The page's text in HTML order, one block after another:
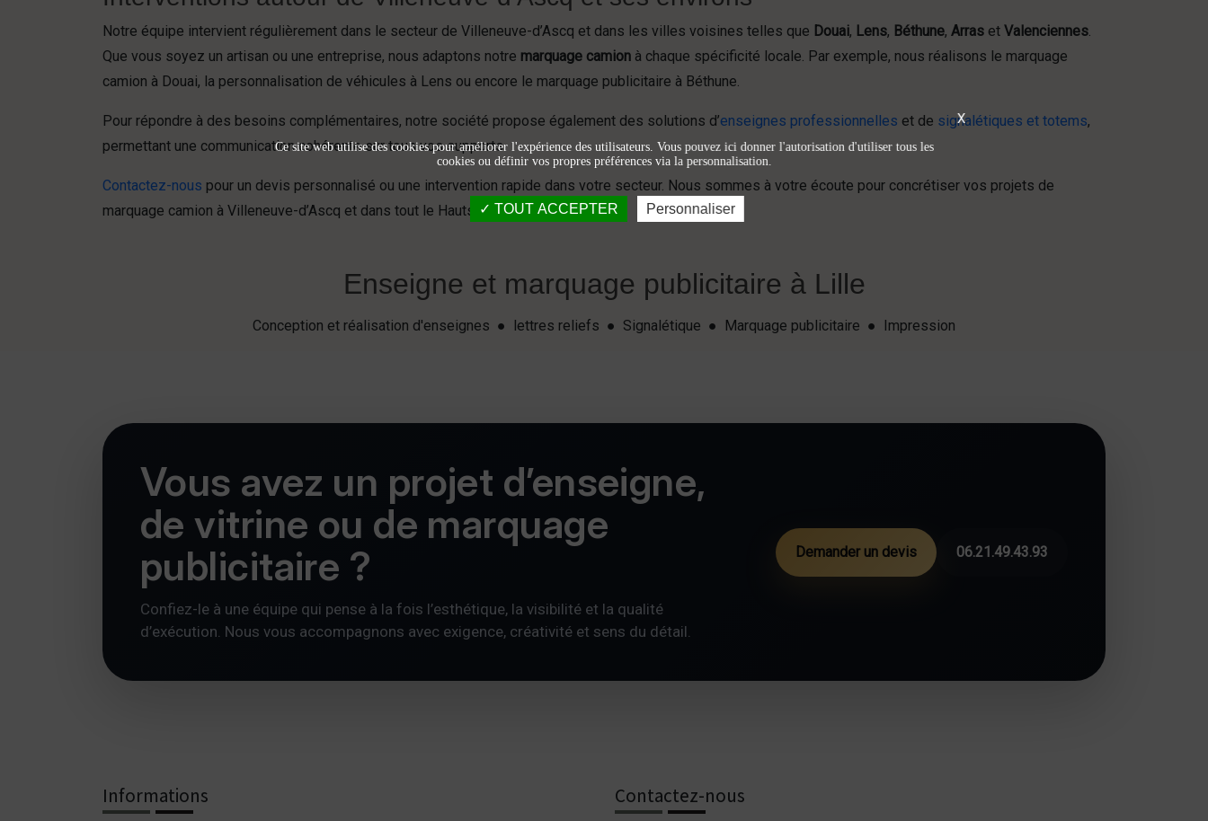
Notre équipe intervient régulièrement dans le secteur de Villeneuve-d’Ascq et dans les villes voisines telles que Douai, Lens, Béthune, Arras et Valenciennes.
Que vous soyez un artisan ou une entreprise, nous adaptons notre marquage camion à chaque spécificité locale. Par exemple, nous réalisons le marquage
camion à Douai, la personnalisation de véhicules à Lens ou encore le marquage publicitaire à Béthune.
Pour répondre à des besoins complémentaires, notre société propose également des solutions d’enseignes professionnelles et de signalétiques et totems,
permettant une communication cohérente sur tous vos supports.
Contactez-nous pour un devis personnalisé ou une intervention rapide dans votre secteur. Nous sommes à votre écoute pour concrétiser vos projets de
marquage camion à Villeneuve-d’Ascq et dans tout le Hauts-de-France.
Enseigne et marquage publicitaire à Lille
Conception et réalisation d'enseignes ● lettres reliefs ● Signalétique ● Marquage publicitaire ● Impression
Vous avez un projet d’enseigne,
de vitrine ou de marquage
publicitaire ?
Confiez-le à une équipe qui pense à la fois l’esthétique, la visibilité et la qualité
d’exécution. Nous vous accompagnons avec exigence, créativité et sens du détail.
Demander un devis 06.21.49.43.93
Informations Contactez-nous
X
Ce site web utilise des cookies pour améliorer l'expérience des utilisateurs. Vous pouvez ici donner l'autorisation d'utiliser tous les
cookies ou définir vos propres préférences via la personnalisation.
TOUT ACCEPTER Personnaliser